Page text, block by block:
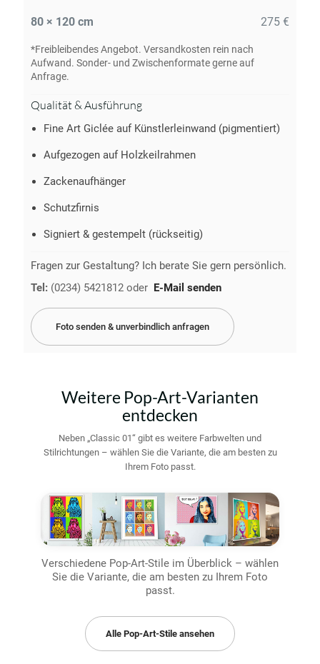
80 × 120 cm 275 €
*Freibleibendes Angebot. Versandkosten rein nach
Aufwand. Sonder- und Zwischenformate gerne auf
Anfrage.
Qualität & Ausführung
Fine Art Giclée auf Künstlerleinwand (pigmentiert)
Aufgezogen auf Holzkeilrahmen
Zackenaufhänger
Schutzfirnis
Signiert & gestempelt (rückseitig)
Fragen zur Gestaltung? Ich berate Sie gern persönlich.
Tel: (0234) 5421812 oder E-Mail senden
Foto senden & unverbindlich anfragen
Weitere Pop-Art-Varianten
entdecken
Neben „Classic 01“ gibt es weitere Farbwelten und
Stilrichtungen – wählen Sie die Variante, die am besten zu
Ihrem Foto passt.
Verschiedene Pop-Art-Stile im Überblick – wählen
Sie die Variante, die am besten zu Ihrem Foto
passt.
Alle Pop-Art-Stile ansehen